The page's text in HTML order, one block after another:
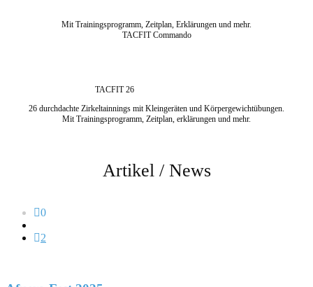
Mit Trainingsprogramm, Zeitplan, Erklärungen und mehr.
TACFIT Commando
TACFIT 26
26 durchdachte Zirkeltainnings mit Kleingeräten und Körpergewichtübungen.
Mit Trainingsprogramm, Zeitplan, erklärungen und mehr.
Artikel / News
0
2